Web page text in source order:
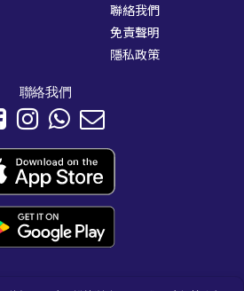
聯絡我們
免責聲明
隱私政策
聯絡我們